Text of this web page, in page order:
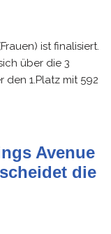
ist finalisiert.
über die 3
1.Platz mit 592
Avenue
die